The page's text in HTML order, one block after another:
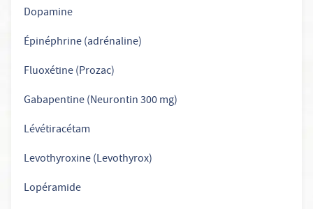
Dopamine
Épinéphrine (adrénaline)
Fluoxétine (Prozac)
Gabapentine (Neurontin 300 mg)
Lévétiracétam
Levothyroxine (Levothyrox)
Lopéramide